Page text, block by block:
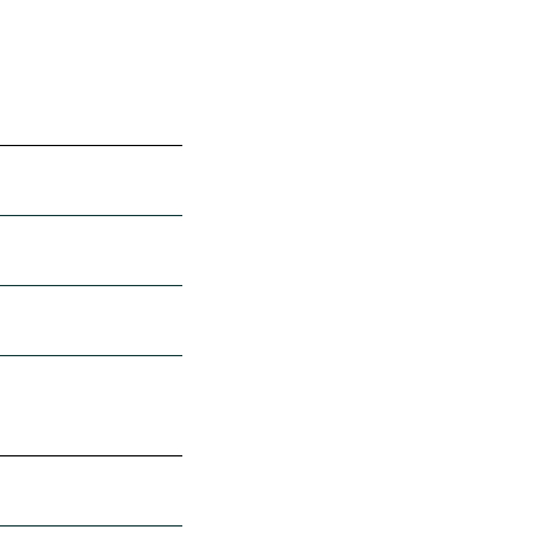
norske,
Produktet er
Girls
for
vurderet ikke
vil du
blev solgt
ud fra de